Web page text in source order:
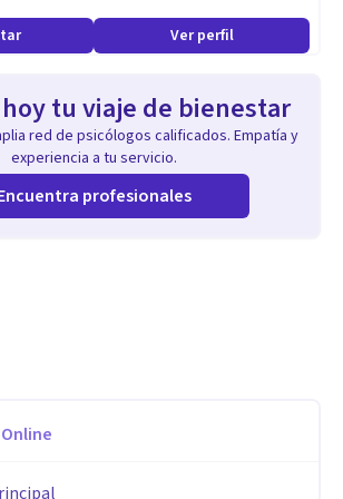
humano. Trabajo en
neuropsicología, trauma psicológico,
científicos orientados a comprender el
y emocional de cada caso. Tengo
TDAH, alteraciones de memoria,
dependencia emocional, estrés
evaluación neurofuncional,
técnica, análisis profundo y
Ver perfil
tu viaje de bienestar
red de psicólogos calificados. Empatía y
experiencia a tu servicio.
profesionales
Online